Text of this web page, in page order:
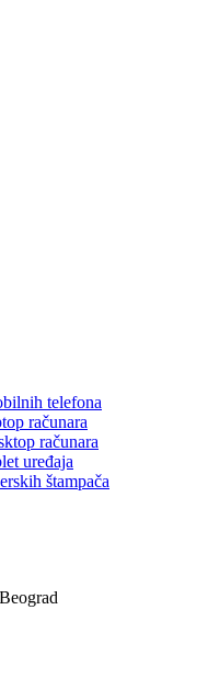
telefona
računara
računara
uređaja
štampača